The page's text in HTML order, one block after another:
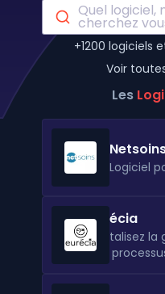
Quel logiciel,
cherchez
+1200 logiciels
Voir
Logiciel
Eurécia
Digitalisez la
vos
Les